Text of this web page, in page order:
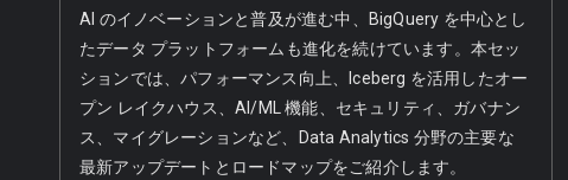
AI のイノベーションと普及が進む中、BigQuery を中心とし
たデータ プラットフォームも進化を続けています。本セッ
ションでは、パフォーマンス向上、Iceberg を活用したオー
プン レイクハウス、AI/ML 機能、セキュリティ、ガバナン
ス、マイグレーションなど、Data Analytics 分野の主要な
最新アップデートとロードマップをご紹介します。